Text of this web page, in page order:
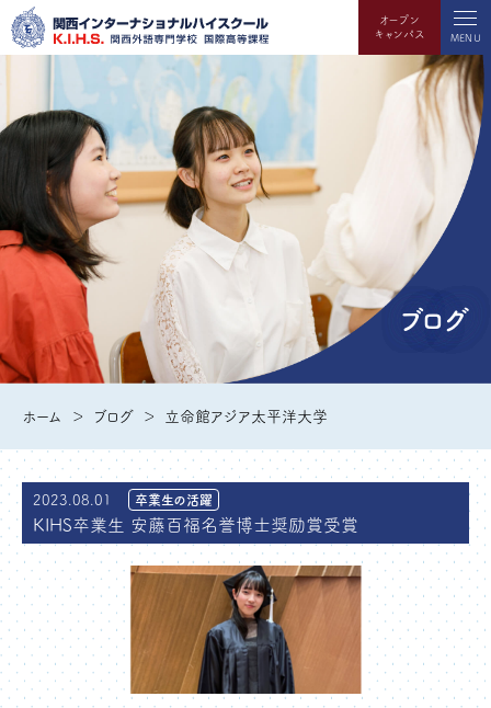
オープン
キャンパス
MENU
ブログ
ホーム ブログ 立命館アジア太平洋大学
2023.08.01 卒業生の活躍
KIHS卒業生 安藤百福名誉博士奨励賞受賞